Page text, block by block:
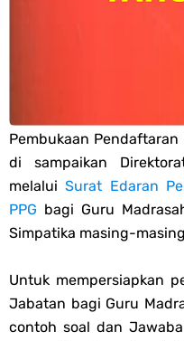
Kisi-kisi Soal US/UM
Jawaban Tugas Mandiri Dan
Jawaban Tugas Mandiri Dan
Pembukaan Pendaftaran
di sampaikan
melaluiSurat Edaran
PPG bagi Guru
Simpatika masing-masing
Untuk mempersiapkan
Jabatan bagi Guru
contoh soal dan